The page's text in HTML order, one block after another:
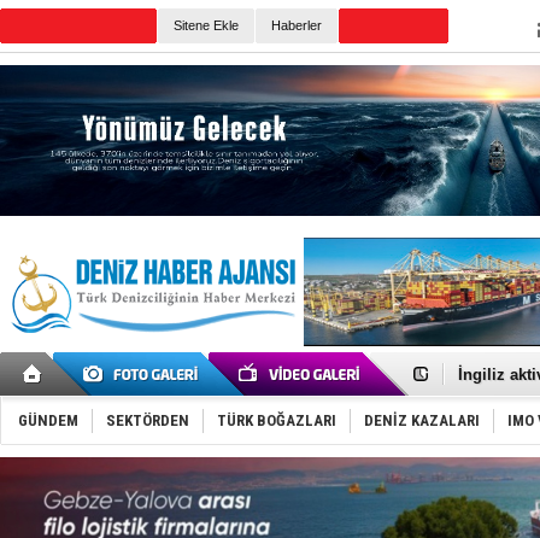
Sitene Ekle Haberler
İngiliz
FESCO,
DESE,
35 milyon
İnsansız
Yüzyıl
Anadolu
GÜNDEM SEKTÖRDEN TÜRK BOĞAZLARI DENİZ KAZALARI IMO